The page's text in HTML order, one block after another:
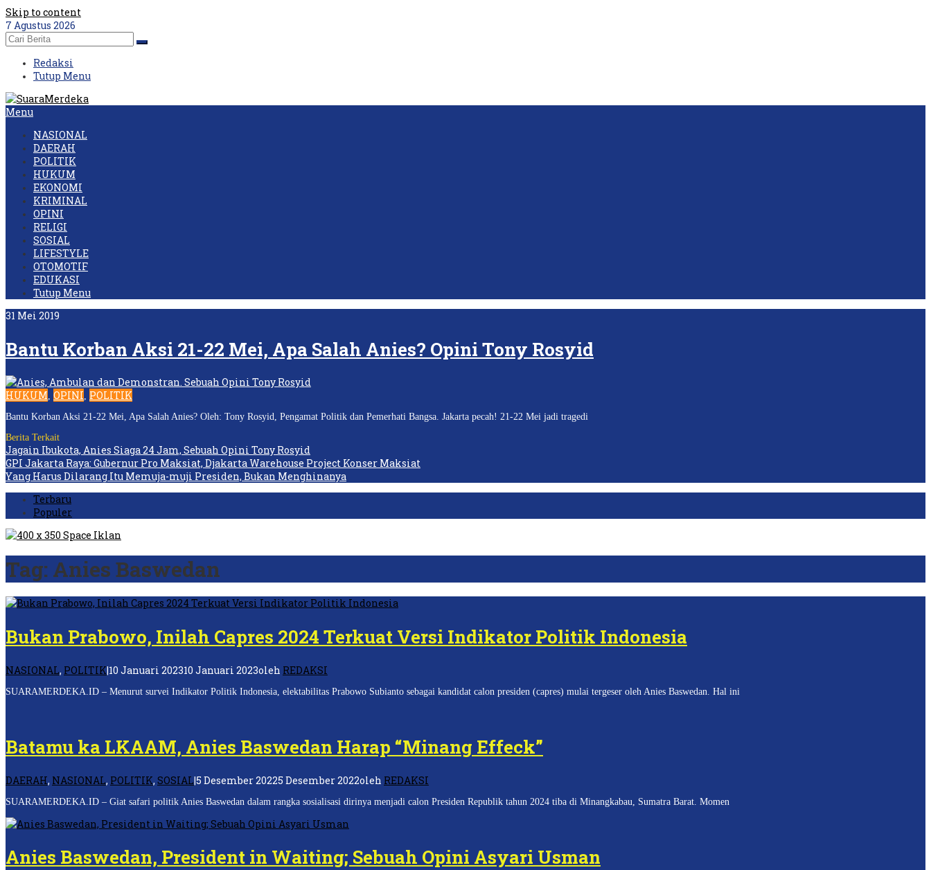
Skip to content
7 Agustus 2026
Redaksi
Tutup Menu
Menu
NASIONAL
DAERAH
POLITIK
HUKUM
EKONOMI
KRIMINAL
OPINI
RELIGI
SOSIAL
LIFESTYLE
OTOMOTIF
EDUKASI
Tutup Menu
31 Mei 2019
Bantu Korban Aksi 21-22 Mei, Apa Salah Anies? Opini Tony Rosyid
HUKUM, OPINI, POLITIK
Bantu Korban Aksi 21-22 Mei, Apa Salah Anies? Oleh: Tony Rosyid, Pengamat Politik dan Pemerhati Bangsa. Jakarta pecah! 21-22 Mei jadi tragedi
Berita Terkait
Jagain Ibukota, Anies Siaga 24 Jam, Sebuah Opini Tony Rosyid
GPI Jakarta Raya: Gubernur Pro Maksiat, Djakarta Warehouse Project Konser Maksiat
Yang Harus Dilarang Itu Memuja-muji Presiden, Bukan Menghinanya
Terbaru
Populer
Tag: Anies Baswedan
Bukan Prabowo, Inilah Capres 2024 Terkuat Versi Indikator Politik Indonesia
NASIONAL, POLITIK|10 Januari 202310 Januari 2023oleh REDAKSI
SUARAMERDEKA.ID – Menurut survei Indikator Politik Indonesia, elektabilitas Prabowo Subianto sebagai kandidat calon presiden (capres) mulai tergeser oleh Anies Baswedan. Hal ini
Batamu ka LKAAM, Anies Baswedan Harap “Minang Effeck”
DAERAH, NASIONAL, POLITIK, SOSIAL|5 Desember 20225 Desember 2022oleh REDAKSI
SUARAMERDEKA.ID – Giat safari politik Anies Baswedan dalam rangka sosialisasi dirinya menjadi calon Presiden Republik tahun 2024 tiba di Minangkabau, Sumatra Barat. Momen
Anies Baswedan, President in Waiting; Sebuah Opini Asyari Usman